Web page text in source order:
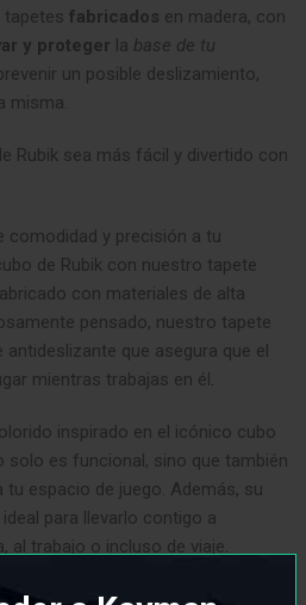
tapetes fabricados en madera, con
y proteger la base de tu
un posible deslizamiento,
misma.
Rubik sea más fácil y divertido con
comodidad y precisión a tu
de Rubik con nuestro tapete
con materiales de alta
pensado, nuestro tapete
que asegura que el
mientras trabajas en él.
inspirado en el icónico cubo
solo es funcional, sino que también
espacio de juego. Además, su
para llevarlo contigo a
al trabajo o incluso de viaje.
que está aprendiendo los